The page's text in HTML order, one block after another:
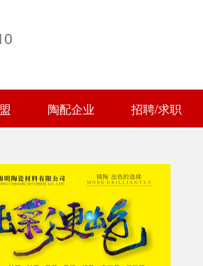
陶配企业 招聘/求职